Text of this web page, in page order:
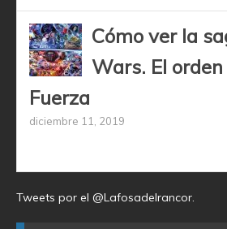
Cómo ver la
Wars. El
Fuerza
diciembre 11, 2019
Tweets por el @Lafosadelrancor.